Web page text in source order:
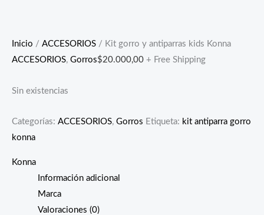
Inicio / ACCESORIOS / Kit gorro y antiparras kids Konna
ACCESORIOS, Gorros$20.000,00 + Free Shipping
Sin existencias
Categorías: ACCESORIOS, Gorros Etiqueta: kit antiparra gorro
konna
Konna
Información adicional
Marca
Valoraciones (0)